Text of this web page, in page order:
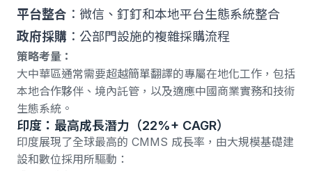
平台整合 ：微信、釘釘和本地平台生態系統整合
政府採購 ：公部門設施的複雜採購流程
策略考量：
大中華區通常需要超越簡單翻譯的專屬在地化工作，包括
本地合作夥伴、境內託管，以及適應中國商業實務和技術
生態系統。
印度：最高成長潛力（22%+ CAGR）
印度展現了全球最高的 CMMS 成長率，由大規模基礎建
設和數位採用所驅動：